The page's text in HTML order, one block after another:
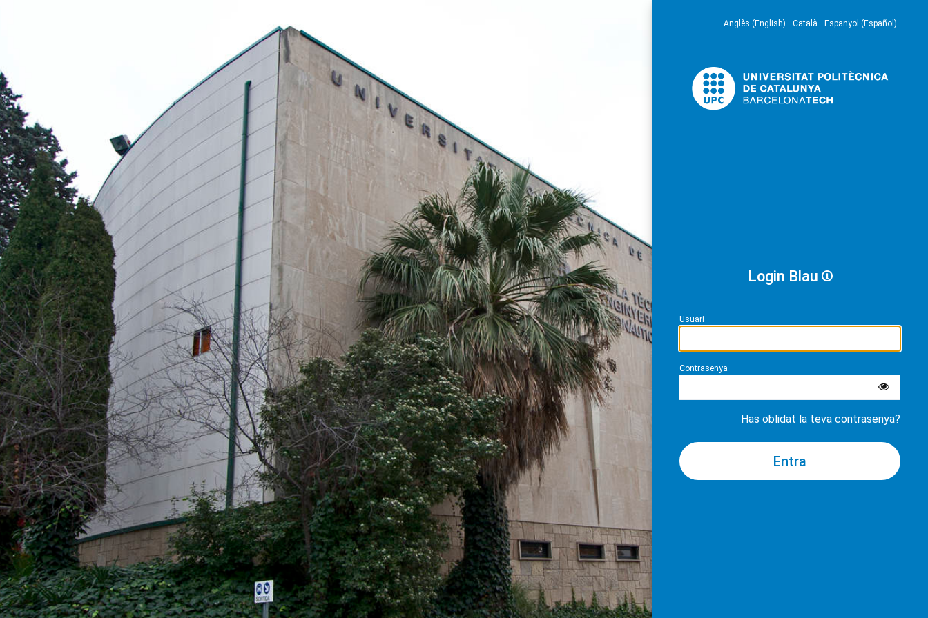
Anglès (English) Català Espanyol (Español)
Login Blau
Usuari
Contrasenya
Has oblidat la teva contrasenya?